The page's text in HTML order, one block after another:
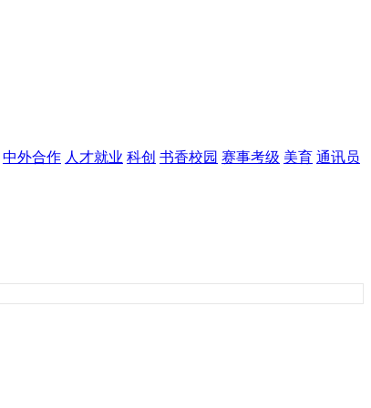
中外合作 人才就业 科创 书香校园 赛事考级 美育 通讯员